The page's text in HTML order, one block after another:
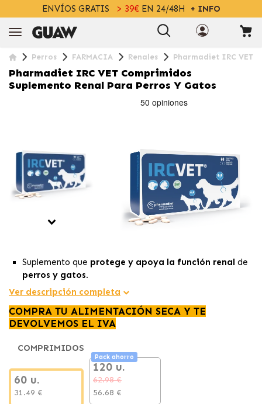
ENVÍOS GRATIS > 39€EN 24/48H + INFO
Perros FARMACIA Renales Pharmadiet IRC VET
Pharmadiet IRC VET Comprimidos
Suplemento Renal Para Perros Y Gatos
Suplemento que protege y apoya la función renal de
perros y gatos.
Ayuda a reducir la inflamación y a mejorar la
filtración renal
gracias a sus
Ideal para animales conproblemas renaleso en riesgo
de desarrollarlos, promoviendo su
Ver descripción completa
COMPRA TU ALIMENTACIÓN SECA Y TE
DEVOLVEMOS EL IVA
COMPRIMIDOS
60 u.
31.49 €
Pack ahorro
120 u.
62.98 €
56.68 €